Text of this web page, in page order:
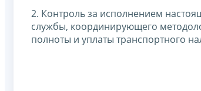
2. Контроль за исполнением
службы, координирующего
полноты и уплаты транспортного